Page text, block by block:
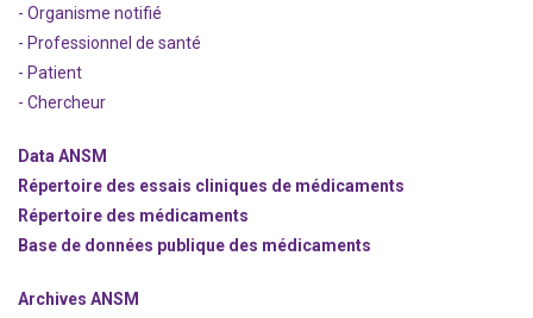
- Organisme notifié
- Professionnel de santé
- Patient
- Chercheur
Data ANSM
Répertoire des essais cliniques de médicaments
Répertoire des médicaments
Base de données publique des médicaments
Archives ANSM